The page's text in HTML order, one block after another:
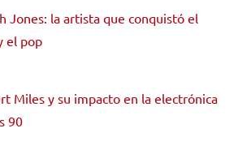
Jones: la artista que conquistó el
el pop
Miles y su impacto en la electrónica
90